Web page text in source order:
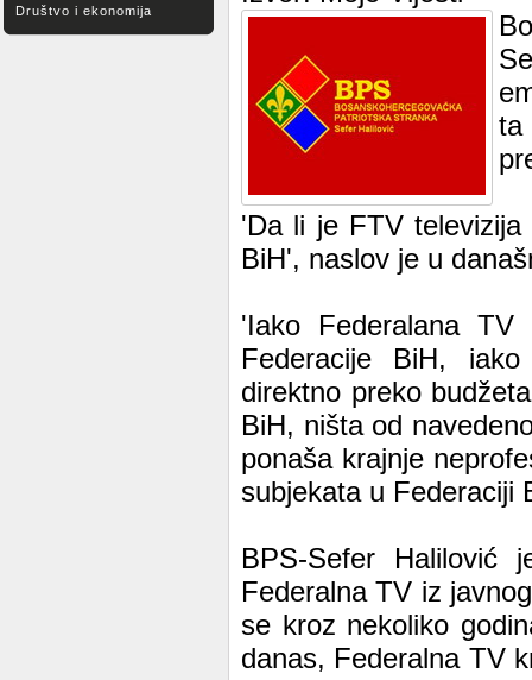
Društvo i ekonomija
ta
'Da li je FTV televizija
BiH', naslov je u
'Iako Federalana
Federacije BiH,
direktno preko
BiH, ništa od
ponaša krajnje
subjekata u Federaciji
BPS-Sefer Halilović
Federalna TV iz
se kroz nekoliko
danas, Federalna TV